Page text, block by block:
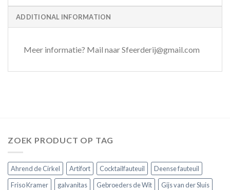
ADDITIONAL INFORMATION
Meer informatie? Mail naar Sfeerderij@gmail.com
ZOEK PRODUCT OP TAG
Ahrend de Cirkel Artifort Cocktailfauteuil
Deense fauteuil
Friso Kramer
galvanitas Gebroeders de Wit
Gijs van der Sluis